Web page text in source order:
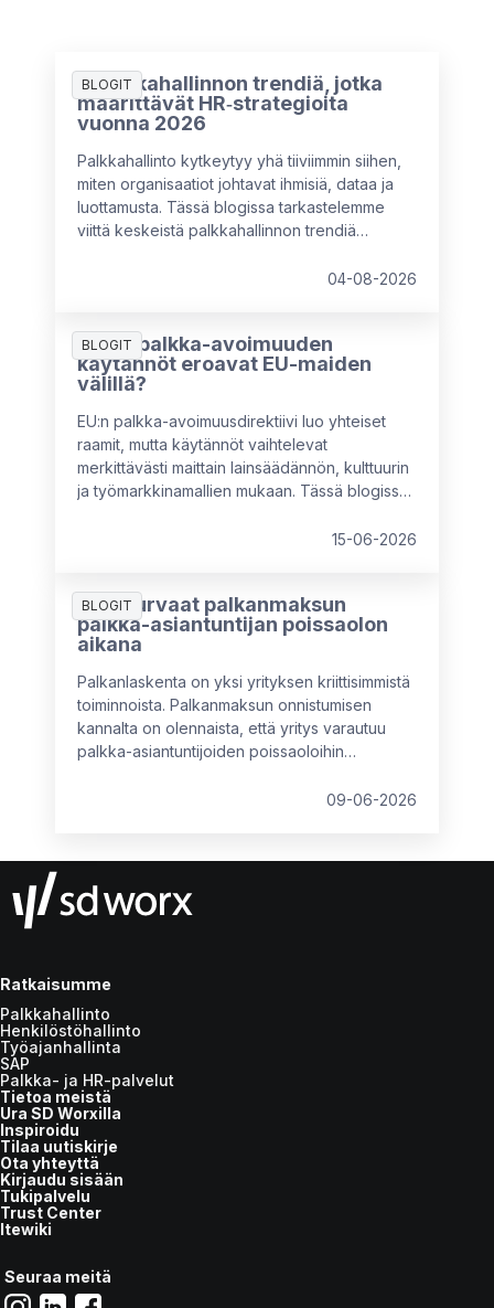
BLOGIT
5 palkkahallinnon trendiä, jotka
määrittävät HR‑strategioita
vuonna 2026
Palkkahallinto kytkeytyy yhä tiiviimmin siihen,
miten organisaatiot johtavat ihmisiä, dataa ja
luottamusta. Tässä blogissa tarkastelemme
viittä keskeistä palkkahallinnon trendiä
2026 -tutkimuksen havaintoja sekä
rakentaessaan tulevaisuuden
palkkahallintostrategioita.
04-08-2026
BLOGIT
Miten palkka-avoimuuden
käytännöt eroavat EU-maiden
välillä?
EU:n palkka-avoimuusdirektiivi luo yhteiset
raamit, mutta käytännöt vaihtelevat
merkittävästi maittain lainsäädännön, kulttuurin
ja työmarkkinamallien mukaan. Tässä blogissa
Ruotsin, Saksan, Alankomaiden, Italian ja
paikallinen mukautuminen on välttämätöntä.
15-06-2026
BLOGIT
Näin turvaat palkanmaksun
palkka-asiantuntijan poissaolon
aikana
Palkanlaskenta on yksi yrityksen kriittisimmistä
toiminnoista. Palkanmaksun onnistumisen
kannalta on olennaista, että yritys varautuu
palkka-asiantuntijoiden poissaoloihin
09-06-2026
Ratkaisumme
Palkkahallinto
Henkilöstöhallinto
Työajanhallinta
SAP
Palkka- ja HR-palvelut
Tietoa meistä
Ura SD Worxilla
Inspiroidu
Tilaa uutiskirje
Ota yhteyttä
Kirjaudu sisään
Tukipalvelu
Trust Center
Itewiki
Seuraa meitä